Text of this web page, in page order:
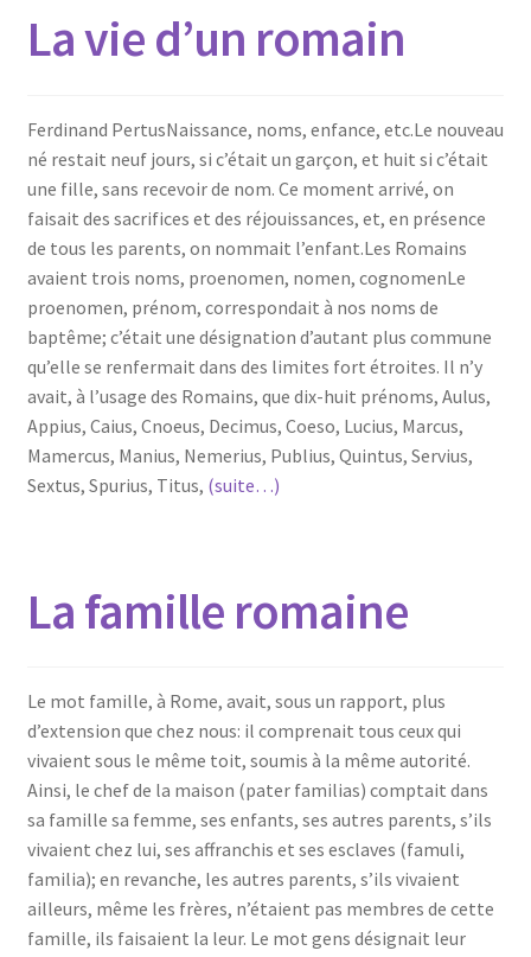
La vie d’un romain
Ferdinand PertusNaissance, noms, enfance, etc.Le nouveau
né restait neuf jours, si c’était un garçon, et huit si c’était
une fille, sans recevoir de nom. Ce moment arrivé, on
faisait des sacrifices et des réjouissances, et, en présence
de tous les parents, on nommait l’enfant.Les Romains
avaient trois noms, proenomen, nomen, cognomenLe
proenomen, prénom, correspondait à nos noms de
baptême; c’était une désignation d’autant plus commune
qu’elle se renfermait dans des limites fort étroites. Il n’y
avait, à l’usage des Romains, que dix-huit prénoms, Aulus,
Appius, Caius, Cnoeus, Decimus, Coeso, Lucius, Marcus,
Mamercus, Manius, Nemerius, Publius, Quintus, Servius,
Sextus, Spurius, Titus, (suite…)
La famille romaine
Le mot famille, à Rome, avait, sous un rapport, plus
d’extension que chez nous: il comprenait tous ceux qui
vivaient sous le même toit, soumis à la même autorité.
Ainsi, le chef de la maison (pater familias) comptait dans
sa famille sa femme, ses enfants, ses autres parents, s’ils
vivaient chez lui, ses affranchis et ses esclaves (famuli,
familia); en revanche, les autres parents, s’ils vivaient
ailleurs, même les frères, n’étaient pas membres de cette
famille, ils faisaient la leur. Le mot gens désignait leur